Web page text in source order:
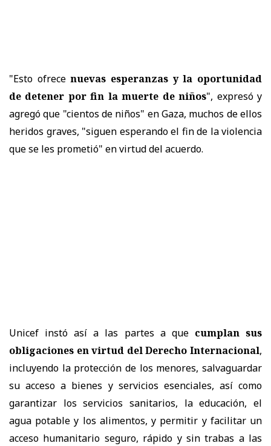
"Esto ofrecenuevas esperanzas y la oportunidad
de detener por fin la muerte de niños", expresó y
agregó que "cientos de niños" en Gaza, muchos de ellos
heridos graves, "siguen esperando el fin de la violencia
que se les prometió" en virtud del acuerdo.
Unicef instó así a las partes a que cumplan sus
obligaciones en virtud del Derecho Internacional,
incluyendo la protección de los menores, salvaguardar
su acceso a bienes y servicios esenciales, así como
garantizar los servicios sanitarios, la educación, el
agua potable y los alimentos, y permitir y facilitar un
acceso humanitario seguro, rápido y sin trabas a las